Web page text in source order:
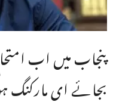
پنجاب میں اب
بجائے ای مارکنگ